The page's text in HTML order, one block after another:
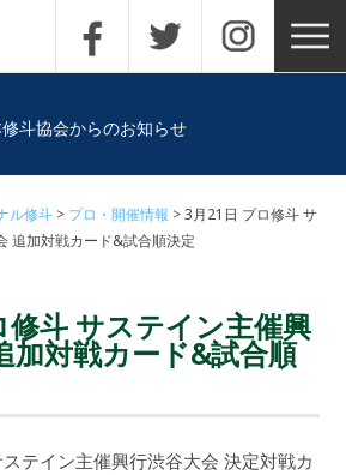
修斗協会からのお知らせ
ル修斗 プロ・開催情報
3月21日 プロ修斗 サ
追加対戦カード&試合順決定
斗 サステイン主催興
加対戦カード&試合順
テイン主催興行渋谷大会 決定対戦カ